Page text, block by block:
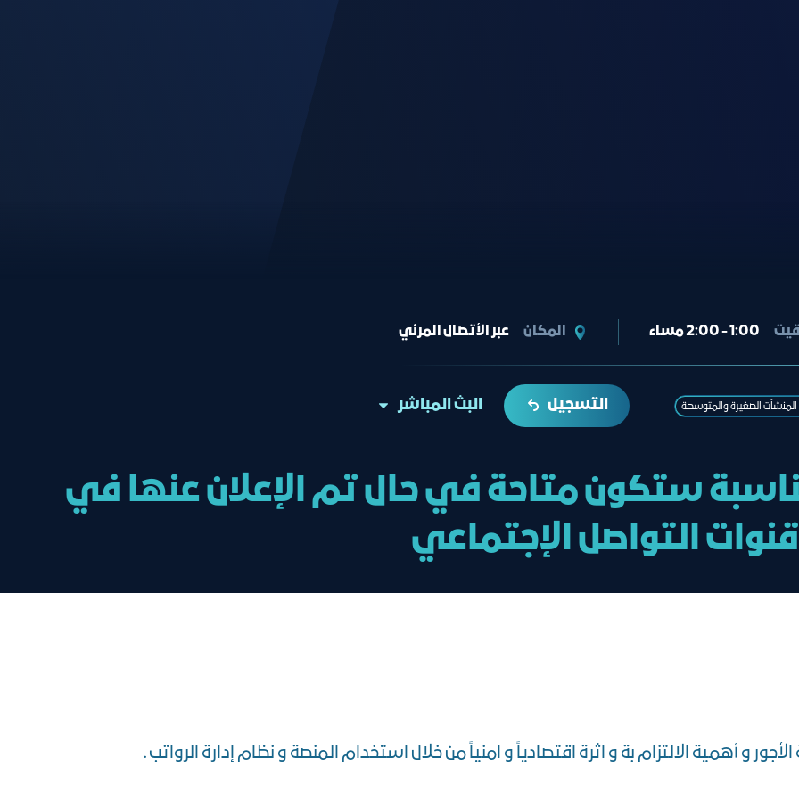
1:00 - 2:00 مساء المكان عبر الأتصال المرئي
الصغيرة والمتوسطة التسجيل البث المباشر
ستكون متاحة في حال تم الإعلان عنها في
قنوات التواصل الإجتماعي
و أهمية الالتزام بة و اثرة اقتصادياً و امنياً من خلال استخدام المنصة و نظام إدارة الرواتب .